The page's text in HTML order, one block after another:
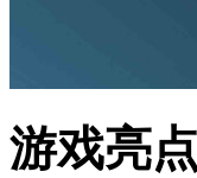
游戏亮点